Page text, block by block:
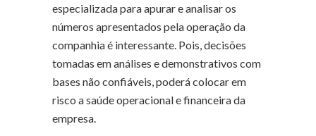
especializada para apurar e analisar os
números apresentados pela operação da
companhia é interessante. Pois, decisões
tomadas em análises e demonstrativos com
bases não confiáveis, poderá colocar em
risco a saúde operacional e financeira da
empresa.